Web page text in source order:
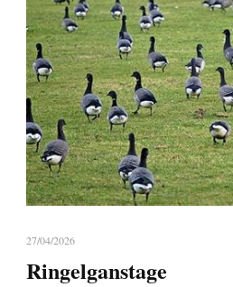
27/04/2026
Ringelganstage